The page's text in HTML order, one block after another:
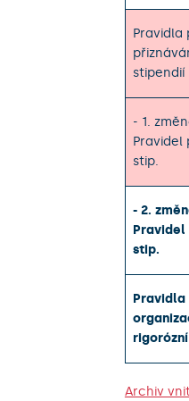
Pravidla
stipendií
- 1.
Pravidel
stip.
- 2.
Pravidel
stip.
Pravidla
Archiv